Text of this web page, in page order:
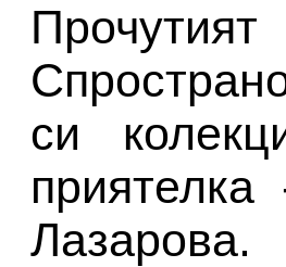
си
Лазарова.